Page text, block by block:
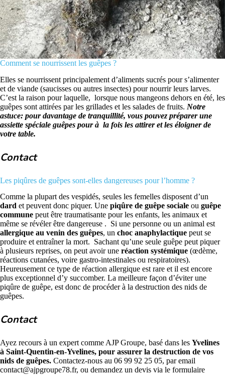
Comment se nourrissent les guêpes ?
Elles se nourrissent principalement d’aliments sucrés pour s’alimenter
et de viande (saucisses ou autres insectes) pour nourrir leurs larves.
C’est la raison pour laquelle, lorsque nous mangeons dehors en été, les
guêpes sont attirées par les grillades et les salades de fruits. Notre
astuce: pour davantage de tranquillité, vous pouvez préparer une
assiette spéciale guêpes pour à la fois les attirer et les éloigner de
votre table.
Contact
Les piqûres de guêpes sont-elles dangereuses pour l’homme ?
Comme la plupart des vespidés, seules les femelles disposent d’un
dard et peuvent donc piquer. Une piqûre de guêpe sociale ou guêpe
commune peut être traumatisante pour les enfants, les animaux et
même se révéler être dangereuse . Si une personne ou un animal est
allergique au venin des guêpes, un choc anaphylactique peut se
produire et entraîner la mort. Sachant qu’une seule guêpe peut piquer
à plusieurs reprises, on peut avoir une réaction systémique (œdème,
réactions cutanées, voire gastro-intestinales ou respiratoires).
Heureusement ce type de réaction allergique est rare et il est encore
plus exceptionnel d’y succomber. La meilleure façon d’éviter une
piqûre de guêpe, est donc de procéder à la destruction des nids de
guêpes.
Contact
Ayez recours à un expert comme AJP Groupe, basé dans les Yvelines
à Saint-Quentin-en-Yvelines, pour assurer la destruction de vos
nids de guêpes. Contactez-nous au 06 99 92 25 05, par email
contact@ajpgroupe78.fr, ou demandez un devis via le formulaire